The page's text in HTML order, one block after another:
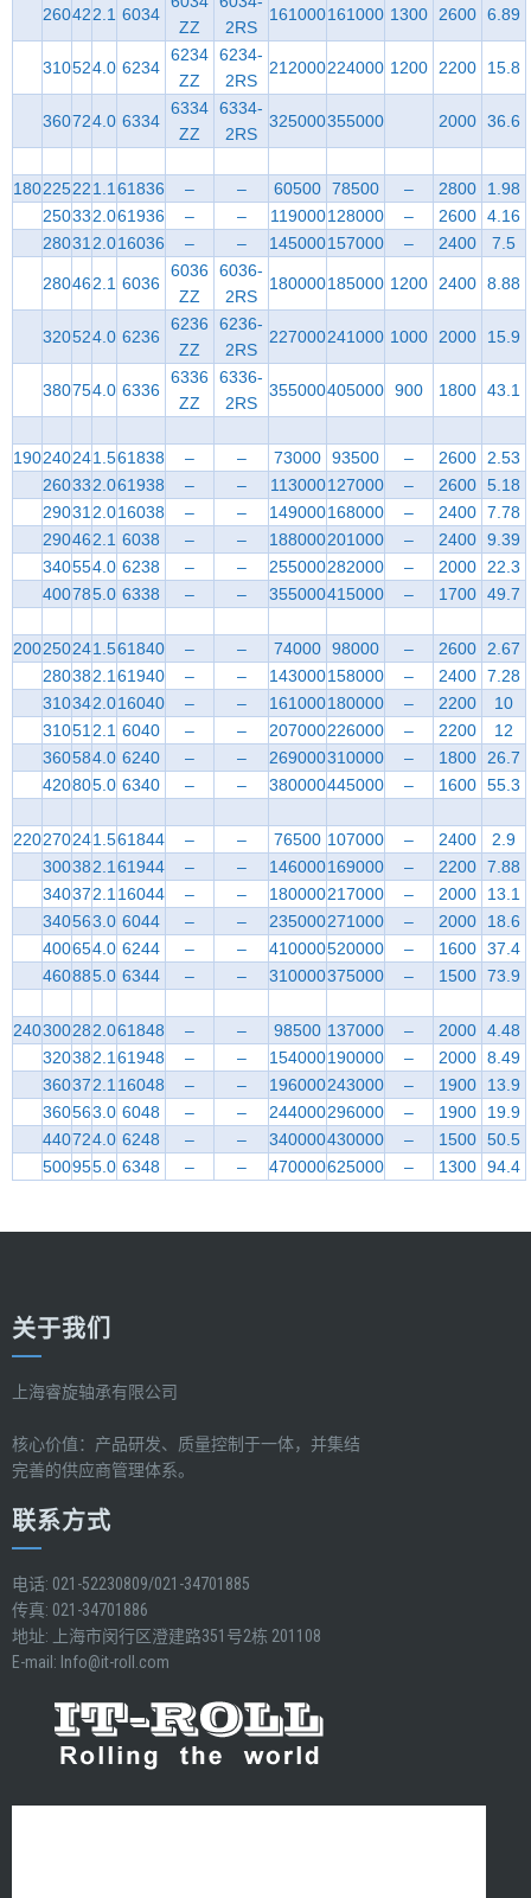
260422.1 6034
ZZ
2RS
161000161000 1300 2600 6.89
310524.0 6234
6234
ZZ
6234-
2RS
212000224000 1200 2200 15.8
360724.0 6334
6334
ZZ
6334-
2RS
325000355000 2000 36.6
180225221.161836 – – 60500 78500 – 2800
1.98
250332.061936 – – 119000128000 – 2600 4.16
280312.016036 – – 145000157000 – 2400 7.5
280462.1 6036
6036
ZZ
6036-
2RS
180000185000 1200 2400 8.88
320524.0 6236
6236
ZZ
6236-
2RS
227000241000 1000 2000 15.9
380754.0 6336
6336
ZZ
6336-
2RS
355000405000 900 1800 43.1
190240241.561838 – – 73000 93500 – 2600 2.53
260332.061938 – – 113000127000 – 2600 5.18
290312.016038 – – 149000168000 – 2400 7.78
290462.1 6038 – – 188000201000 – 2400 9.39
340554.0 6238 – – 255000282000 – 2000 22.3
400785.0 6338 – – 355000415000 – 1700 49.7
200250241.561840 – – 74000 98000 – 2600 2.67
280382.161940 – – 143000158000 – 2400 7.28
310342.016040 – – 161000180000 – 2200
10
310512.1 6040 – – 207000226000 – 2200
12
360584.0 6240 – – 269000310000 – 1800 26.7
420805.0 6340 – – 380000445000 – 1600 55.3
220270241.561844 – – 76500 107000 – 2400
2.9
300382.161944 – – 146000169000 – 2200 7.88
340372.116044 – – 180000217000 – 2000
13.1
340563.0 6044 – – 235000271000 – 2000
18.6
400654.0 6244 – – 410000520000 – 1600 37.4
460885.0 6344 – – 310000375000 – 1500 73.9
240300282.061848 – – 98500 137000 – 2000 4.48
320382.161948 – – 154000190000 – 2000 8.49
360372.116048 – – 196000243000 – 1900
13.9
360563.0 6048 – – 244000296000 – 1900
19.9
440724.0 6248 – – 340000430000 – 1500 50.5
500955.0 6348 – – 470000625000 – 1300 94.4
关于我们
上海睿旋轴承有限公司
核心价值：产品研发、质量控制于一体，并集结
完善的供应商管理体系。
联系方式
电话: 021-52230809/021-34701885
传真: 021-34701886
地址: 上海市闵行区澄建路351号2栋 201108
E-mail: Info@it-roll.com